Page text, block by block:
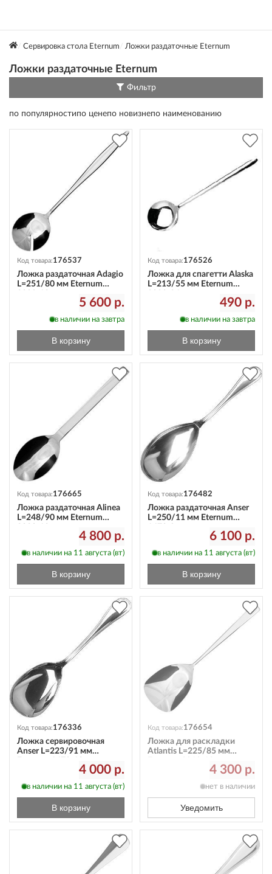
Сервировка стола Eternum Ложки раздаточные Eternum
Ложки раздаточные Eternum
Фильтр
по популярностипо ценепо новизнепо наименованию
Код товара:176537
Ложка раздаточная Adagio
L=251/80 мм Eternum
5 600 р.
в наличии на завтра
В корзину
Код товара:176526
Ложка для спагетти Alaska
L=213/55 мм Eternum
490 р.
в наличии на завтра
В корзину
Код товара:176665
Ложка раздаточная Alinea
L=248/90 мм Eternum
4 800 р.
в наличии на 11 августа (вт)
В корзину
Код товара:176482
Ложка раздаточная Anser
L=250/11 мм Eternum
6 100 р.
в наличии на 11 августа (вт)
В корзину
Код товара:176336
Ложка сервировочная
Anser L=223/91 мм
4 000 р.
в наличии на 11 августа (вт)
В корзину
Код товара:176654
Ложка для раскладки
Atlantis L=225/85 мм
4 300 р.
нет в наличии
Уведомить